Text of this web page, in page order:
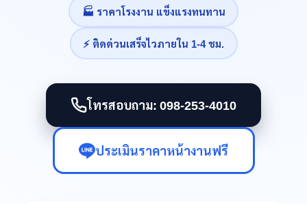
🏭 ราคาโรงงาน แข็งแรงทนทาน
⚡ ติดด่วนเสร็จไวภายใน 1-4 ชม.
โทรสอบถาม: 098-253-4010
ประเมินราคาหน้างานฟรี